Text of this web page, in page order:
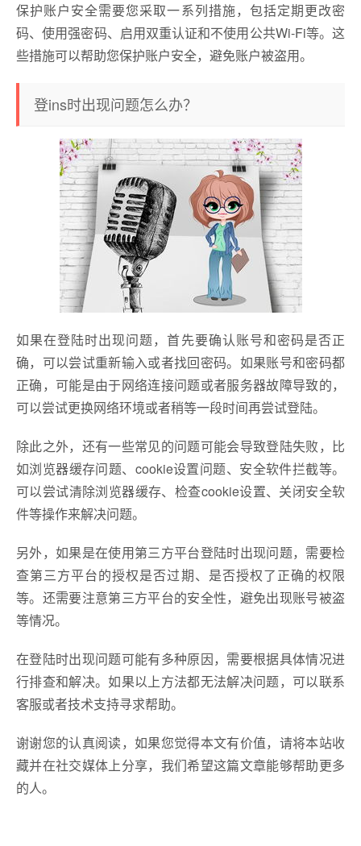
保护账户安全需要您采取一系列措施，包括定期更改密
码、使用强密码、启用双重认证和不使用公共Wi-Fi等。这
些措施可以帮助您保护账户安全，避免账户被盗用。
登ins时出现问题怎么办？
如果在登陆时出现问题，首先要确认账号和密码是否正
确，可以尝试重新输入或者找回密码。如果账号和密码都
正确，可能是由于网络连接问题或者服务器故障导致的，
可以尝试更换网络环境或者稍等一段时间再尝试登陆。
除此之外，还有一些常见的问题可能会导致登陆失败，比
如浏览器缓存问题、cookie设置问题、安全软件拦截等。
可以尝试清除浏览器缓存、检查cookie设置、关闭安全软
件等操作来解决问题。
另外，如果是在使用第三方平台登陆时出现问题，需要检
查第三方平台的授权是否过期、是否授权了正确的权限
等。还需要注意第三方平台的安全性，避免出现账号被盗
等情况。
在登陆时出现问题可能有多种原因，需要根据具体情况进
行排查和解决。如果以上方法都无法解决问题，可以联系
客服或者技术支持寻求帮助。
谢谢您的认真阅读，如果您觉得本文有价值，请将本站收
藏并在社交媒体上分享，我们希望这篇文章能够帮助更多
的人。